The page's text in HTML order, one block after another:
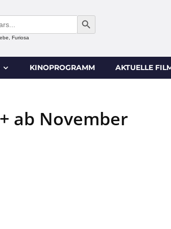
SEARCH BUTTON
Furiosa
KINOPROGRAMM AKTUELLE
ab November